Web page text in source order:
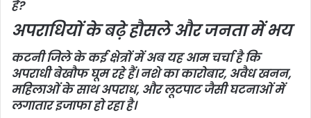
है?
अपराधियों के बढ़े हौसले और जनता में भय
कटनी जिले के कई क्षेत्रों में अब यह आम चर्चा है कि
अपराधी बेखौफ घूम रहे हैं। नशे का कारोबार, अवैध खनन,
महिलाओं के साथ अपराध, और लूटपाट जैसी घटनाओं में
लगातार इजाफा हो रहा है।